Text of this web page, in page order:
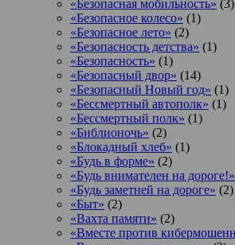
«Безопасная мобильность» (3)
«Безопасное колесо» (1)
«Безопасное лето» (2)
«Безопасность детства» (1)
«Безопасность» (1)
«Безопасный двор» (14)
«Безопасный Новый год» (1)
«Бессмертный автополк» (1)
«Бессмертный полк» (1)
«Библионочь» (2)
«Блокадный хлеб» (1)
«Будь в форме» (2)
«Будь внимателен на дороге!»
«Будь заметней на дороге» (2)
«Быт» (2)
«Вахта памяти» (2)
«Вместе против